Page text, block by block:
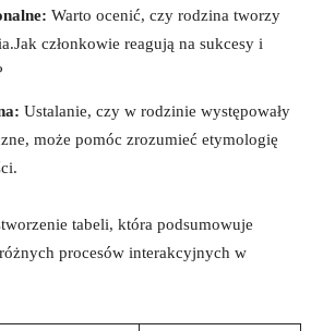
Warto ocenić, czy rodzina tworzy
członkowie ‌reagują na sukcesy i⁣
Ustalanie, ⁢czy w rodzinie występowały
może pomóc zrozumieć⁢ etymologię
tabeli, ‌która podsumowuje
procesów interakcyjnych w